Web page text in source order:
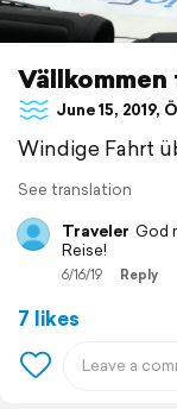
June 15, 2019,
Windige Fahrt
See translation
Traveler God
Reise!
6/16/19 Reply
7 likes